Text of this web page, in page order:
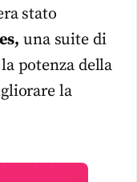
stato
una suite di
potenza della
la